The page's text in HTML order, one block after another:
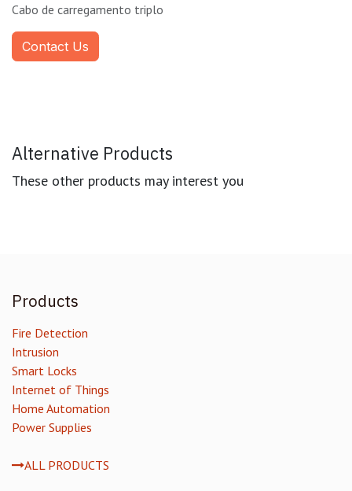
Cabo de carregamento triplo
Contact Us
Alternative Products
These other products may interest you
Products
Fire Detection
Intrusion
Smart Locks
Internet of Things
Home Automation
Power Supplies
ALL PRODUCTS